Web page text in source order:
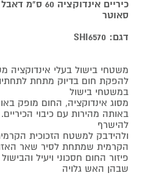
סאוטר
דגם: SHI6570
משטחי בישול בעלי אינדוקציה
להפקת חום בדיוק מתחת
במשטחי בישול
מסוג אינדוקציה, החום מופק
באותה מהירות עם כיבוי
להישרף
ולהידבק למשטח הזכוכית
הקרמית שמתחת לסיר שאר
פיזור החום חסכוני ויעיל
שבהן האש גלויה